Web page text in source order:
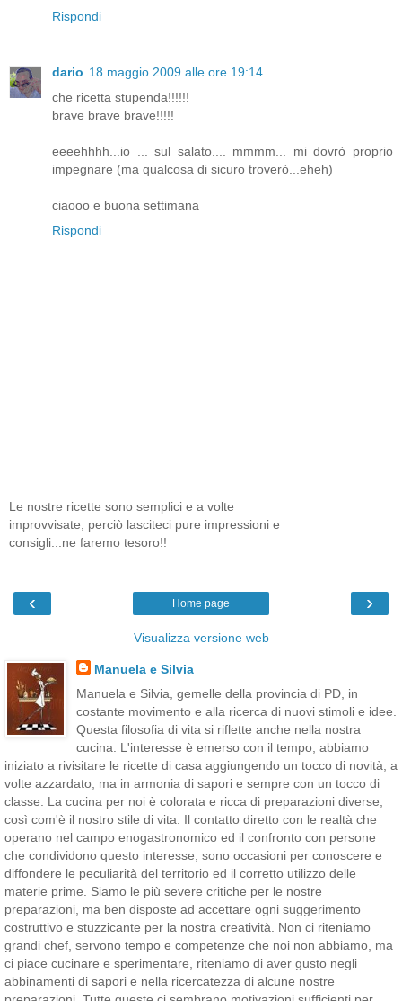
Rispondi
dario 18 maggio 2009 alle ore 19:14
che ricetta stupenda!!!!!!
brave brave brave!!!!!
eeeehhhh...io ... sul salato.... mmmm... mi dovrò proprio
impegnare (ma qualcosa di sicuro troverò...eheh)
ciaooo e buona settimana
Rispondi
Le nostre ricette sono semplici e a volte
improvvisate, perciò lasciteci pure impressioni e
consigli...ne faremo tesoro!!
‹ ›
Home page
Visualizza versione web
Manuela e Silvia
Manuela e Silvia, gemelle della provincia di PD, in
costante movimento e alla ricerca di nuovi stimoli e idee.
Questa filosofia di vita si riflette anche nella nostra
cucina. L'interesse è emerso con il tempo, abbiamo
iniziato a rivisitare le ricette di casa aggiungendo un tocco di novità, a
volte azzardato, ma in armonia di sapori e sempre con un tocco di
classe. La cucina per noi è colorata e ricca di preparazioni diverse,
così com'è il nostro stile di vita. Il contatto diretto con le realtà che
operano nel campo enogastronomico ed il confronto con persone
che condividono questo interesse, sono occasioni per conoscere e
diffondere le peculiarità del territorio ed il corretto utilizzo delle
materie prime. Siamo le più severe critiche per le nostre
preparazioni, ma ben disposte ad accettare ogni suggerimento
costruttivo e stuzzicante per la nostra creatività. Non ci riteniamo
grandi chef, servono tempo e competenze che noi non abbiamo, ma
ci piace cucinare e sperimentare, riteniamo di aver gusto negli
abbinamenti di sapori e nella ricercatezza di alcune nostre